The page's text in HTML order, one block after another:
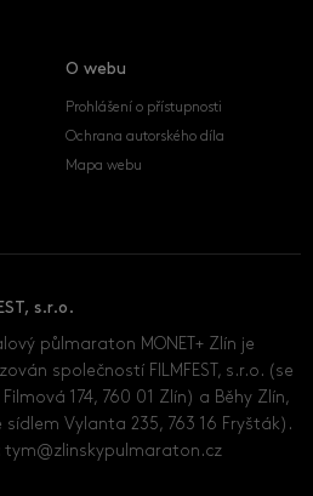
O webu
Prohlášení o přístupnosti
Ochrana autorského díla
Mapa webu
s.r.o.
půlmaraton MONET+ Zlín je
společností FILMFEST, s.r.o. (se
174, 760 01 Zlín) a Běhy Zlín,
sídlem Vylanta 235, 763 16 Fryšták).
tym@zlinskypulmaraton.cz